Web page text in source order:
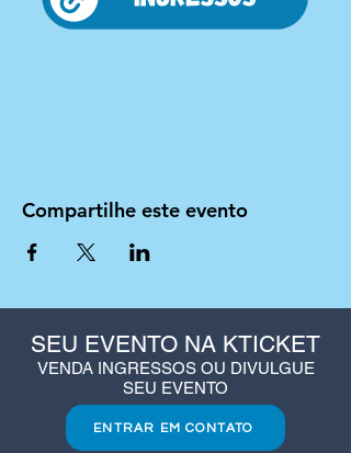
Compartilhe este evento
SEU EVENTO NA KTICKET
VENDA INGRESSOS OU DIVULGUE
SEU EVENTO
ENTRAR EM CONTATO